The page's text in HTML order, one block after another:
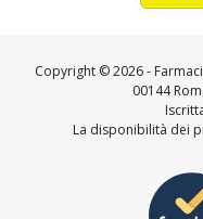
Copyright ©2026 -
00144
La disponibilità dei